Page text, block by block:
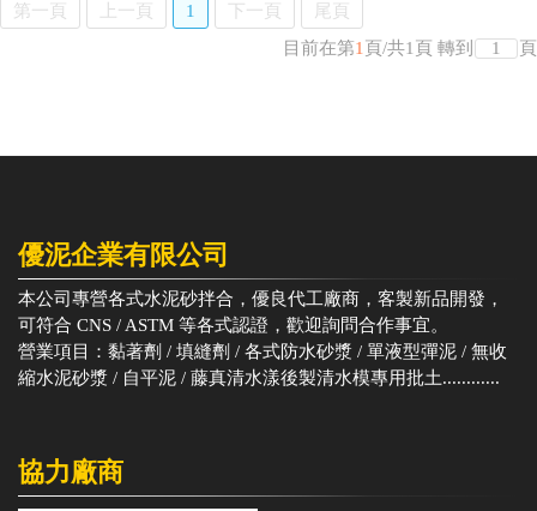
第一頁 上一頁 1 下一頁
尾頁
目前在第1 頁/共1 頁 轉到 頁
優泥企業有限公司
本公司專營各式水泥砂拌合，優良代工廠商，客製新品開發，
可符合 CNS / ASTM 等各式認證，歡迎詢問合作事宜。
營業項目：黏著劑 / 填縫劑 / 各式防水砂漿 / 單液型彈泥 / 無收
縮水泥砂漿 / 自平泥 / 藤真清水漾後製清水模專用批土............
協力廠商